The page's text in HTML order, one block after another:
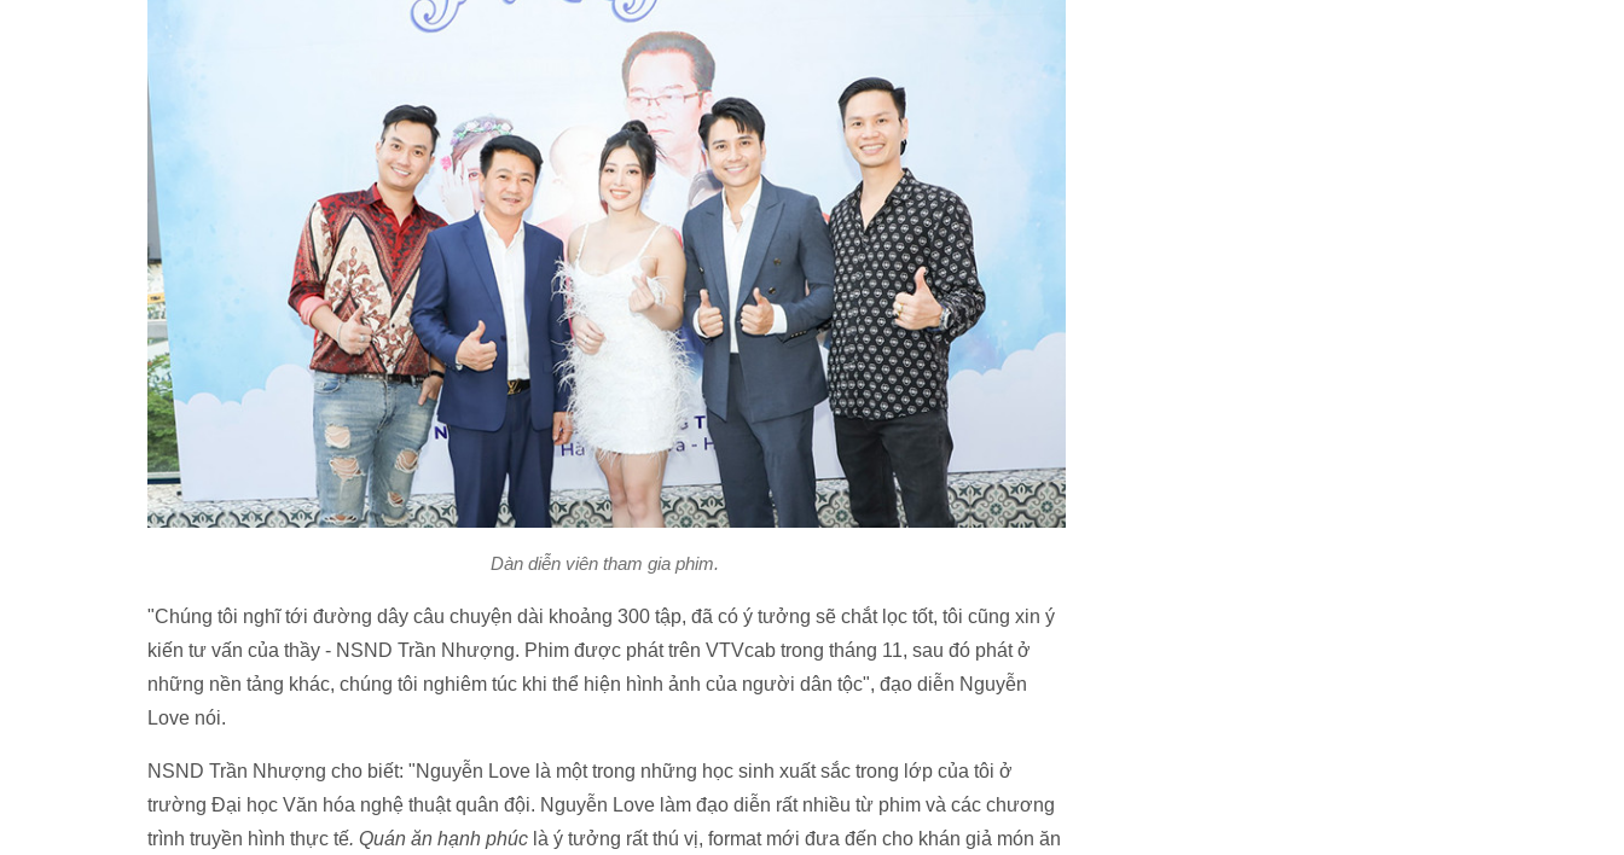
Dàn diễn viên tham gia phim.
"Chúng tôi nghĩ tới đường dây câu chuyện dài khoảng 300 tập, đã có ý tưởng sẽ chắt lọc tốt, tôi cũng xin ý
kiến tư vấn của thầy - NSND Trần Nhượng. Phim được phát trên VTVcab trong tháng 11, sau đó phát ở
những nền tảng khác, chúng tôi nghiêm túc khi thể hiện hình ảnh của người dân tộc", đạo diễn Nguyễn
Love nói.
NSND Trần Nhượng cho biết: "Nguyễn Love là một trong những học sinh xuất sắc trong lớp của tôi ở
trường Đại học Văn hóa nghệ thuật quân đội. Nguyễn Love làm đạo diễn rất nhiều từ phim và các chương
trình truyền hình thực tế. Quán ăn hạnh phúc là ý tưởng rất thú vị, format mới đưa đến cho khán giả món ăn